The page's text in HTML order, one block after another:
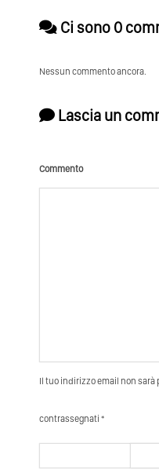
Ci sono 0
Nessun commento ancora.
Lascia un
Commento
Il tuo indirizzo email non
contrassegnati *